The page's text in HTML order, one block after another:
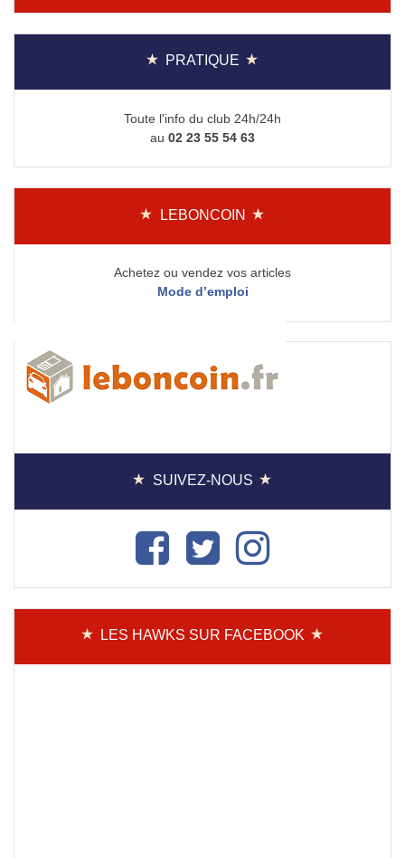
PRATIQUE
Toute l'info du club 24h/24h
au 02 23 55 54 63
LEBONCOIN
Achetez ou vendez vos articles
Mode d’emploi
SUIVEZ-NOUS
LES HAWKS SUR FACEBOOK